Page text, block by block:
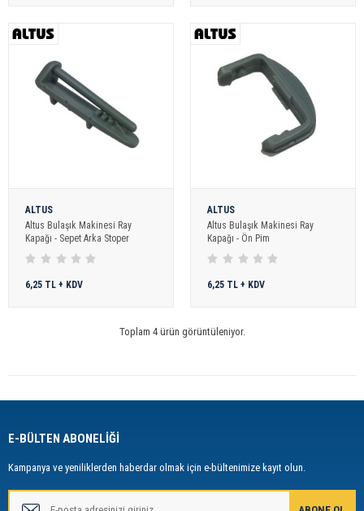
ALTUS
Altus Bulaşık Makinesi Ray
Kapağı - Sepet Arka Stoper
6,25 TL + KDV
ALTUS
Altus Bulaşık Makinesi Ray
Kapağı - Ön Pim
6,25 TL + KDV
Toplam 4 ürün görüntüleniyor.
E-BÜLTEN ABONELİĞİ
Kampanya ve yeniliklerden haberdar olmak için e-bültenimize kayıt olun.